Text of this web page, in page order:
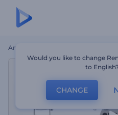
Ana Sayfa Yenilenebilir
Would you like to change
to English?
CHANGE